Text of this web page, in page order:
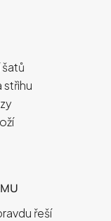
střihu
řeší